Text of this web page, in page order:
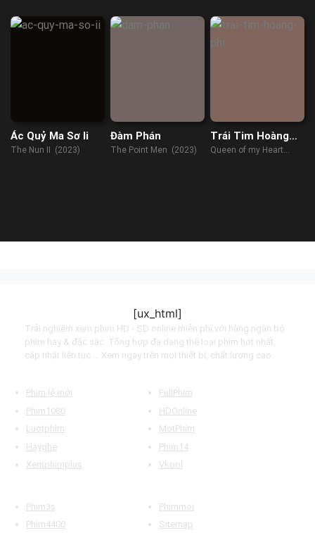
Ác Quỷ Ma Sơ Ii
The Nun II (2023)
Đàm Phán
The Point Men (2023)
Trái Tim Hoàng
Phi
Queen of my Heart